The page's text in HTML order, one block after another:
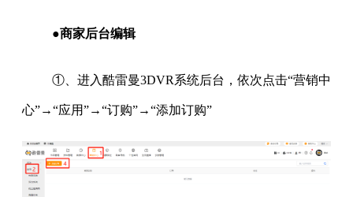
●商家后台编辑
①、进入酷雷曼3DVR系统后台，依次点击“营销中
心”→“应用”→“订购”→“添加订购”